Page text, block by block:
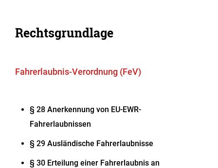
Rechtsgrundlage
Fahrerlaubnis-Verordnung (FeV)
§ 28 Anerkennung von EU-EWR-
Fahrerlaubnissen
§ 29 Ausländische Fahrerlaubnisse
§ 30 Erteilung einer Fahrerlaubnis an